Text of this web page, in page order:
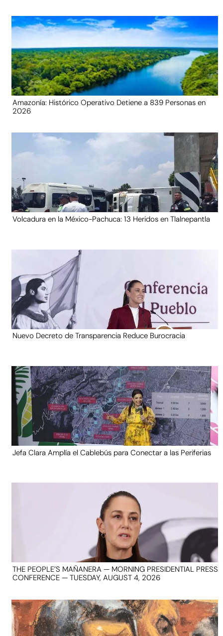
Amazonía: Histórico Operativo Detiene a 839 Personas en
2026
Volcadura en la México-Pachuca: 13 Heridos en Tlalnepantla
Nuevo Decreto de Transparencia Reduce Burocracia
Jefa Clara Amplía el Cablebús para Conectar a las Periferias
THE PEOPLE’S MAÑANERA — MORNING PRESIDENTIAL PRESS
CONFERENCE — TUESDAY, AUGUST 4, 2026